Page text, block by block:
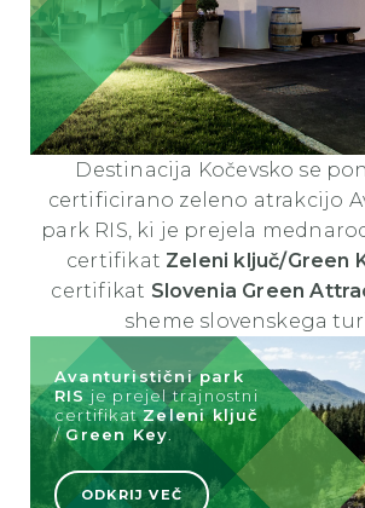
Destinacija Kočevsko se
certificirano zeleno atrakcijo
park RIS, ki je prejela
certifikat Zeleni ključ/Green
certifikat Slovenia Green
sheme slovenskega
Avanturistični park
RIS je prejel trajnostni
certifikatZeleni ključ
/Green Key
ODKRIJ VEČ